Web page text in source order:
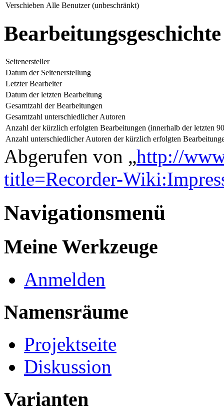
Verschieben Alle Benutzer (unbeschränkt)
Bearbeitungsgeschichte
Seitenersteller
Datum der Seitenerstellung
Letzter Bearbeiter
Datum der letzten Bearbeitung
Gesamtzahl der Bearbeitungen
Gesamtzahl unterschiedlicher Autoren
Anzahl der kürzlich erfolgten Bearbeitungen (innerhalb der letzten
Anzahl unterschiedlicher Autoren der kürzlich erfolgten
Abgerufen von „http://
title=Recorder-
Navigationsmenü
Meine Werkzeuge
Anmelden
Namensräume
Projektseite
Diskussion
Varianten